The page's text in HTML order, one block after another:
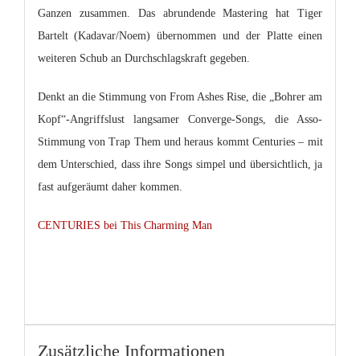
Ganzen zusammen. Das abrundende Mastering hat Tiger
Bartelt (Kadavar/Noem) übernommen und der Platte einen
weiteren Schub an Durchschlagskraft gegeben.
Denkt an die Stimmung von From Ashes Rise, die „Bohrer am
Kopf“-Angriffslust langsamer Converge-Songs, die Asso-
Stimmung vonTrap Themund heraus kommt Centuries – mit
dem Unterschied, dass ihre Songs simpel und übersichtlich, ja
fast aufgeräumt daher kommen.
CENTURIES bei This Charming Man
Zusätzliche Informationen